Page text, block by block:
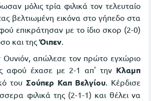
μόλις τρία φιλικά τον τελευταίο
βελτιωμένη εικόνα στο γήπεδο στα
επικράτησαν με το ίδιο σκορ (2-0)
και της Όιπεν.
απώλεσε τον πρώτο εγχώριο
αφού έχασε με 2-1 απ' την Κλαμπ
του Σούπερ Καπ Βελγίου. Κέρδισε
φιλικά της (2-1-1) και θέλει να